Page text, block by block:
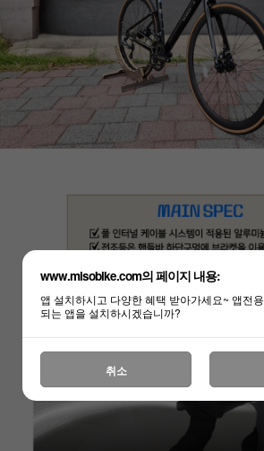
www.misobike.com의 페이지 내용:
앱 설치하시고 다양한 혜택 받아가세요~ 앱전
되는 앱을 설치하시겠습니까?
취소